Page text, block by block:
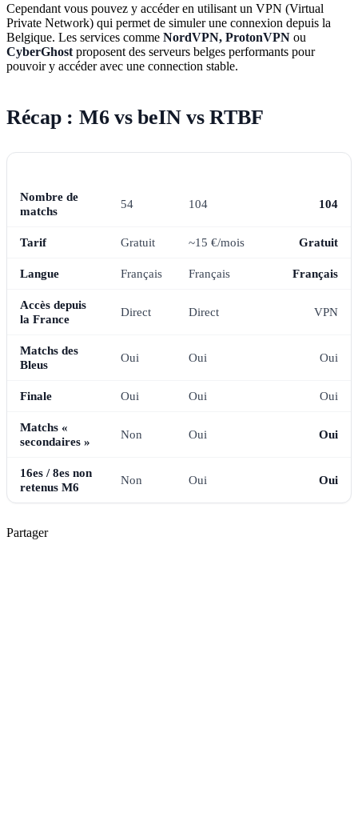
Cependant vous pouvez y accéder en utilisant un VPN (Virtual
Private Network) qui permet de simuler une connexion depuis la
Belgique. Les services comme NordVPN, ProtonVPN ou
CyberGhost proposent des serveurs belges performants pour
pouvoir y accéder avec une connection stable.
Récap : M6 vs beIN vs RTBF
Nombre de
matchs
54 104 104
Tarif Gratuit ~15 €/mois Gratuit
Langue Français Français Français
Accès depuis
la France
Direct Direct VPN
Matchs des
Bleus
Oui Oui Oui
Finale Oui Oui Oui
Matchs «
secondaires »
Non Oui Oui
16es / 8es non
retenus M6
Non Oui Oui
Partager